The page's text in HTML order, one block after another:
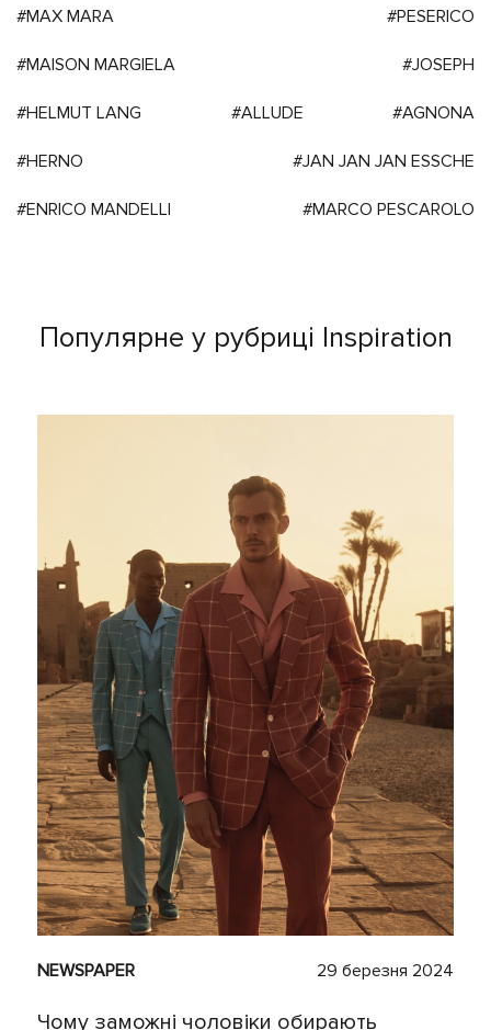
#MAX MARA #PESERICO
#MAISON MARGIELA #JOSEPH
#HELMUT LANG #ALLUDE #AGNONA
#HERNO #JAN JAN JAN ESSCHE
#ENRICO MANDELLI #MARCO PESCAROLO
Популярне у рубриці Inspiration
NEWSPAPER 29 березня 2024
Чому заможні чоловіки обирають